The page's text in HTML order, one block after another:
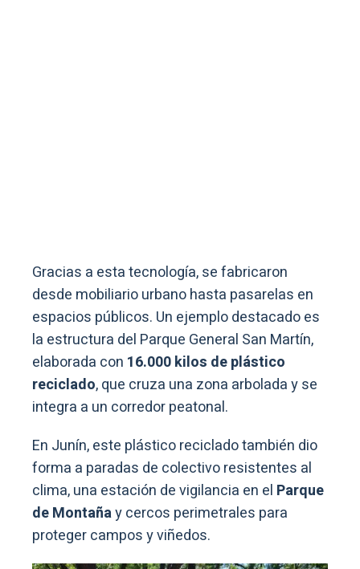
Gracias a esta tecnología, se fabricaron
desde mobiliario urbano hasta pasarelas en
espacios públicos. Un ejemplo destacado es
la estructura del Parque General San Martín,
elaborada con 16.000 kilos de plástico
reciclado, que cruza una zona arbolada y se
integra a un corredor peatonal.
En Junín, este plástico reciclado también dio
forma a paradas de colectivo resistentes al
clima, una estación de vigilancia en el Parque
de Montañay cercos perimetrales para
proteger campos y viñedos.